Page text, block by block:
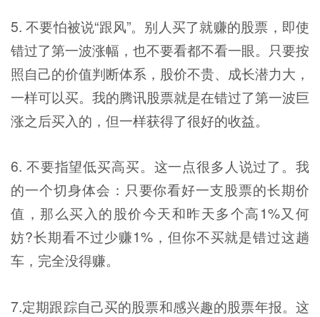
5. 不要怕被说“跟风”。别人买了就赚的股票，即使
错过了第一波涨幅，也不要看都不看一眼。只要按
照自己的价值判断体系，股价不贵、成长潜力大，
一样可以买。我的腾讯股票就是在错过了第一波巨
涨之后买入的，但一样获得了很好的收益。
6. 不要指望低买高买。这一点很多人说过了。我
的一个切身体会：只要你看好一支股票的长期价
值，那么买入的股价今天和昨天多个高1%又何
妨?长期看不过少赚1%，但你不买就是错过这趟
车，完全没得赚。
7.定期跟踪自己买的股票和感兴趣的股票年报。这